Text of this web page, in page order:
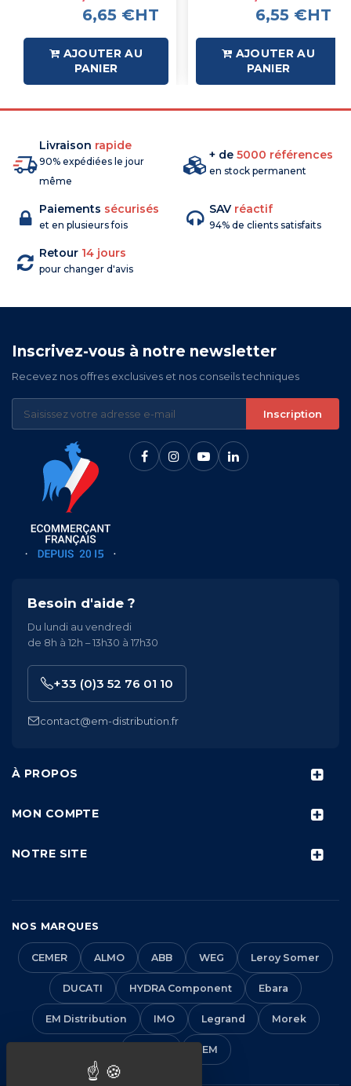
6,65 €HT
AJOUTER AU
PANIER
6,55 €HT
AJOUTER AU
PANIER
Livraison rapide
90% expédiées le jour
même
+ de 5000 références
en stock permanent
Paiements sécurisés
et en plusieurs fois
SAV réactif
94% de clients satisfaits
Retour 14 jours
pour changer d'avis
Inscrivez-vous à notre newsletter
Recevez nos offres exclusives et nos conseils techniques
Inscription
À PROPOS
MON COMPTE
NOTRE SITE
Besoin d'aide ?
Du lundi au vendredi
de 8h à 12h – 13h30 à 17h30
+33 (0)3 52 76 01 10
contact@em-distribution.fr
NOS MARQUES
CEMER ALMO ABB WEG Leroy Somer
DUCATI HYDRA Component Ebara
EM Distribution IMO Legrand Morek
VEM